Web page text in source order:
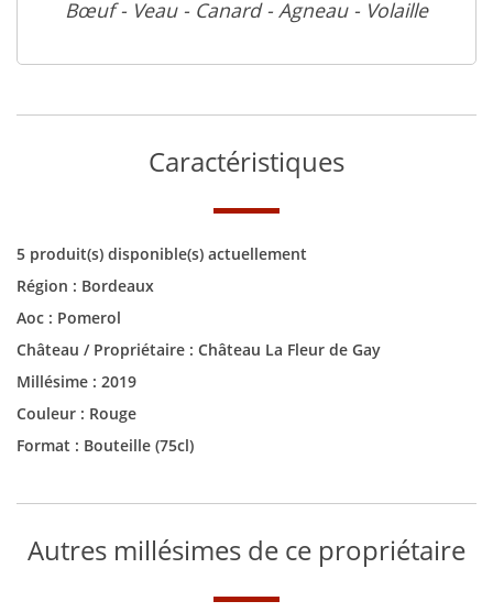
Bœuf - Veau - Canard - Agneau - Volaille
Caractéristiques
5 produit(s) disponible(s) actuellement
Région : Bordeaux
Aoc : Pomerol
Château / Propriétaire : Château La Fleur de Gay
Millésime : 2019
Couleur : Rouge
Format : Bouteille (75cl)
Autres millésimes de ce propriétaire